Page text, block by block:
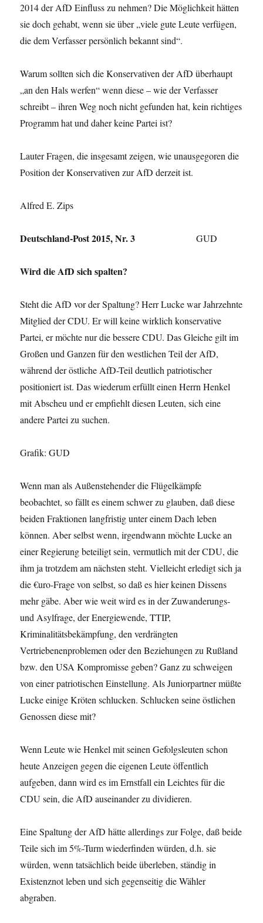
2014 der AfD Einfluss zu nehmen? Die Möglichkeit hätten
sie doch gehabt, wenn sie über „viele gute Leute verfügen,
die dem Verfasser persönlich bekannt sind“.
Warum sollten sich die Konservativen der AfD überhaupt
„an den Hals werfen“ wenn diese – wie der Verfasser
schreibt – ihren Weg noch nicht gefunden hat, kein richtiges
Programm hat und daher keine Partei ist?
Lauter Fragen, die insgesamt zeigen, wie unaus­gegoren die
Position der Konservativen zur AfD derzeit ist.
Alfred E. Zips
Deutschland-Post 2015, Nr. 3GUD
Wird die AfD sich spalten?
Steht die AfD vor der Spaltung? Herr Lucke war Jahrzehnte
Mitglied der CDU. Er will keine wirklich konservative
Partei, er möchte nur die bessere CDU. Das Gleiche gilt im
Großen und Ganzen für den westlichen Teil der AfD,
während der östliche AfD-Teil deutlich patriotischer
positioniert ist. Das wiederum erfüllt einen Herrn Henkel
mit Abscheu und er empfiehlt diesen Leuten, sich eine
andere Partei zu suchen.
Grafik: GUD
Wenn man als Außenstehender die Flügelkämpfe
beobachtet, so fällt es einem schwer zu glauben, daß diese
beiden Fraktionen langfristig unter einem Dach leben
können. Aber selbst wenn, irgendwann möchte Lucke an
einer Regierung beteiligt sein, vermutlich mit der CDU, die
ihm ja trotzdem am nächsten steht. Vielleicht erledigt sich ja
die €uro-Frage von selbst, so daß es hier keinen Dissens
mehr gäbe. Aber wie weit wird es in der Zuwanderungs-
und Asylfrage, der Energiewende, TTIP,
Kriminalitätsbekämpfung, den ver­drängten
Vertriebenenproblemen oder den Beziehun­gen zu Rußland
bzw. den USA Kompromisse geben? Ganz zu schweigen
von einer patriotischen Einstellung. Als Juniorpartner müßte
Lucke einige Kröten schlucken. Schlucken seine östlichen
Genossen diese mit?
Wenn Leute wie Henkel mit seinen Gefolgsleuten schon
heute Anzeigen gegen die eigenen Leute öffentlich
aufgeben, dann wird es im Ernstfall ein Leichtes für die
CDU sein, die AfD auseinander zu dividieren.
Eine Spaltung der AfD hätte allerdings zur Folge, daß beide
Teile sich im 5%-Turm wiederfinden würden, d.h. sie
würden, wenn tatsächlich beide überleben, ständig in
Existenznot leben und sich gegenseitig die Wähler
abgraben.